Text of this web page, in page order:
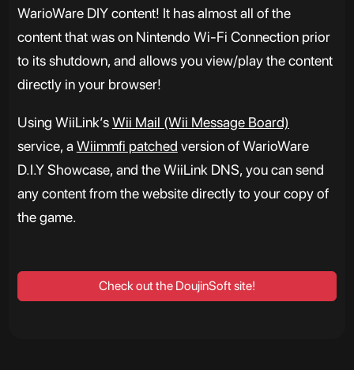
WarioWare DIY content! It has almost all of the
content that was on Nintendo Wi-Fi Connection prior
to its shutdown, and allows you view/play the content
directly in your browser!
Using WiiLink’sWii Mail (Wii Message Board)
service, a Wiimmfi patched version of WarioWare
D.I.Y Showcase, and the WiiLink DNS, you can send
any content from the website directly to your copy of
the game.
Check out the DoujinSoft site!